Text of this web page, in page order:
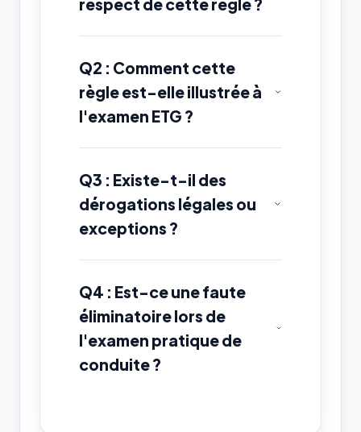
respect de cette règle ?
Q2 : Comment cette
règle est-elle illustrée à
l'examen ETG ?
Q3 : Existe-t-il des
dérogations légales ou
exceptions ?
Q4 : Est-ce une faute
éliminatoire lors de
l'examen pratique de
conduite ?